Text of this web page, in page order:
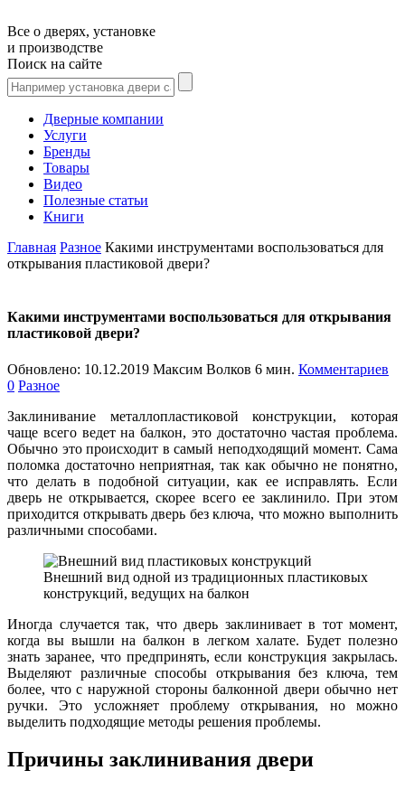
Все о дверях, установке
и производстве
Поиск на сайте
Дверные компании
Услуги
Бренды
Товары
Видео
Полезные статьи
Книги
Главная Разное Какими инструментами воспользоваться для
открывания пластиковой двери?
Какими инструментами воспользоваться для открывания
пластиковой двери?
Обновлено: 10.12.2019 Максим Волков 6 мин. Комментариев
0 Разное
Заклинивание металлопластиковой конструкции, которая
чаще всего ведет на балкон, это достаточно частая проблема.
Обычно это происходит в самый неподходящий момент. Сама
поломка достаточно неприятная, так как обычно не понятно,
что делать в подобной ситуации, как ее исправлять. Если
дверь не открывается, скорее всего ее заклинило. При этом
приходится открывать дверь без ключа, что можно выполнить
различными способами.
Внешний вид одной из традиционных пластиковых
конструкций, ведущих на балкон
Иногда случается так, что дверь заклинивает в тот момент,
когда вы вышли на балкон в легком халате. Будет полезно
знать заранее, что предпринять, если конструкция закрылась.
Выделяют различные способы открывания без ключа, тем
более, что с наружной стороны балконной двери обычно нет
ручки. Это усложняет проблему открывания, но можно
выделить подходящие методы решения проблемы.
Причины заклинивания двери